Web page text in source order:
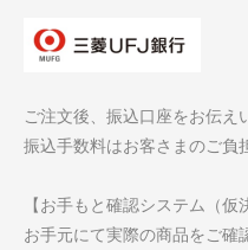
ご注文後、振込口座をお伝え
振込手数料はお客さまのご負
【お手もと確認システム（仮
お手元にて実際の商品をご確